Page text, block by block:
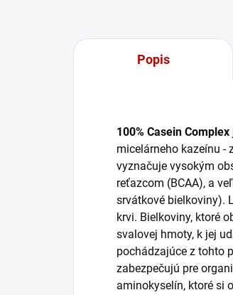
Popis
100% Casein Complex
micelárneho kazeínu -
vyznačuje vysokým
reťazcom (BCAA), a
srvátkové bielkoviny).
krvi. Bielkoviny, ktoré
svalovej hmoty, k jej
pochádzajúce z tohto
zabezpečujú pre
aminokyselín, ktoré si